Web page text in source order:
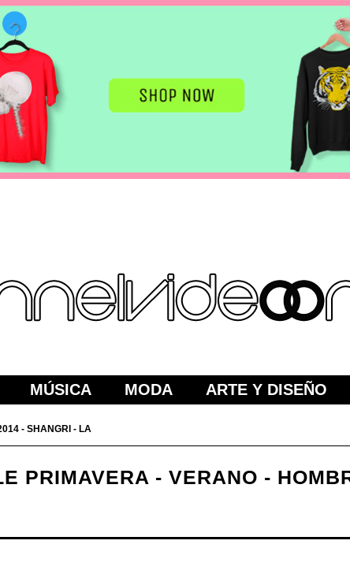
MÚSICA MODA ARTE Y DISEÑO
- SHANGRI - LA
PRIMAVERA - VERANO -